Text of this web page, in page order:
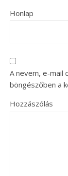
Honlap
A nevem, e-mail
böngészőben a
Hozzászólás